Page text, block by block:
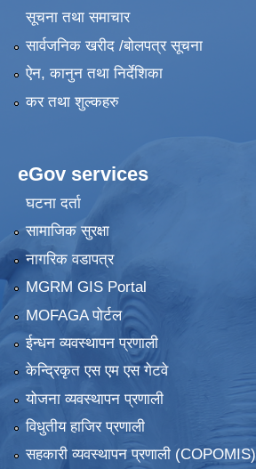
सूचना तथा समाचार
सार्वजनिक खरीद /बोलपत्र सूचना
ऐन, कानुन तथा निर्देशिका
कर तथा शुल्कहरु
eGov services
घटना दर्ता
सामाजिक सुरक्षा
नागरिक वडापत्र
MGRM GIS Portal
MOFAGA पोर्टल
ईन्धन व्यवस्थापन प्रणाली
केन्द्रिकृत एस एम एस गेटवे
योजना व्यवस्थापन प्रणाली
विधुतीय हाजिर प्रणाली
सहकारी व्यवस्थापन प्रणाली (COPOMIS)